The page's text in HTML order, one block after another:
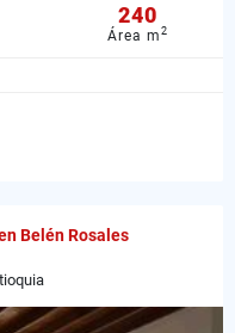
240
Área m2
Belén Rosales